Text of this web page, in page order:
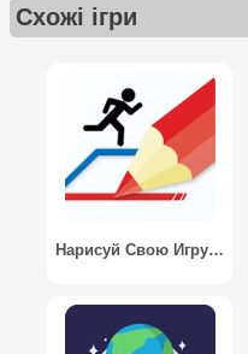
Схожі ігри
Нарисуй Свою Игру / Draw Your Game